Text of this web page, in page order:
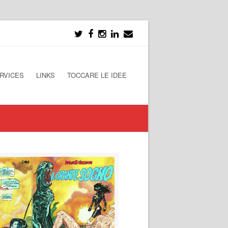
LINKS TOCCARE LE IDEE